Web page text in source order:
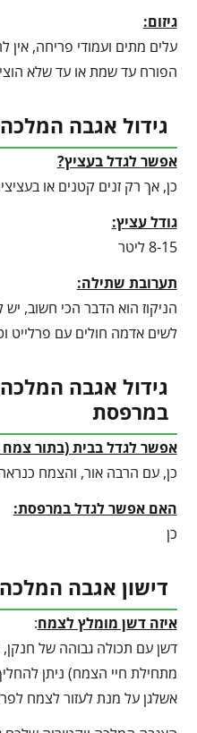
גיזום:
עלים מתים ועמודי פריחה,
הפורח עד שמת או עד שלא
גידול אגבה
אפשר לגדל בעציץ?
כן, אך רק זנים קטנים או
גודל עציץ:
8-15 ליטר
תערובת שתילה:
הניקוז הוא הדבר הכי חשוב,
לשים אדמה חולים עם פרלייט
גידול אגבה
במרפסת
אפשר לגדל בבית (בתור צמח
כן, עם הרבה אור, והצמח
האם אפשר לגדל במרפסת:
כן
דישון אגבה המלכה
איזה דשן מומלץ לצמח:
מתחילת חיי הצמח) ניתן
אשלגן על מנת לעזור לצמח